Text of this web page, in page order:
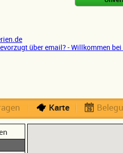
über email? - Willkommen
Karte